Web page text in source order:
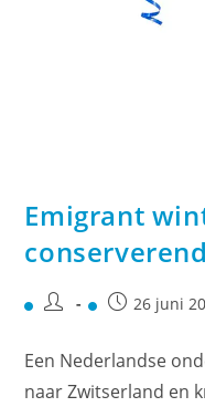
Emigrant
26 juni
Een Nederlandse
naar Zwitserland en